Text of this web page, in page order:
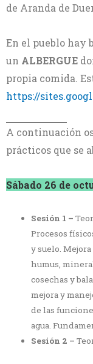
de Aranda de
En el pueblo hay
un ALBERGUE
propia comida.
https://
A continuación
prácticos que se
Sábado 26 de
Sesión 1 –
Procesos
y suelo.
humus,
cosechas y
mejora y
de las
agua.
Sesión 2 –